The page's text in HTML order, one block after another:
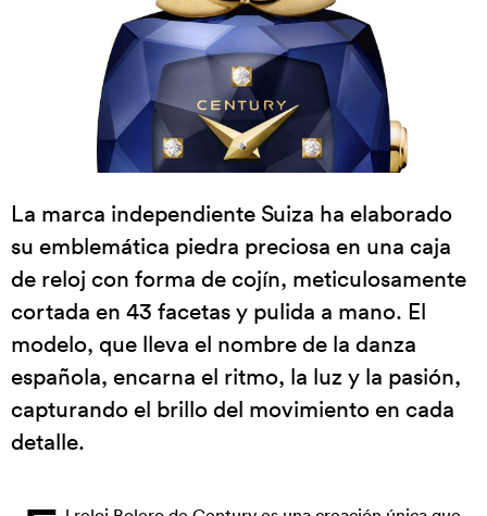
La marca independiente Suiza ha elaborado
su emblemática piedra preciosa en una caja
de reloj con forma de cojín, meticulosamente
cortada en 43 facetas y pulida a mano. El
modelo, que lleva el nombre de la danza
española, encarna el ritmo, la luz y la pasión,
capturando el brillo del movimiento en cada
detalle.